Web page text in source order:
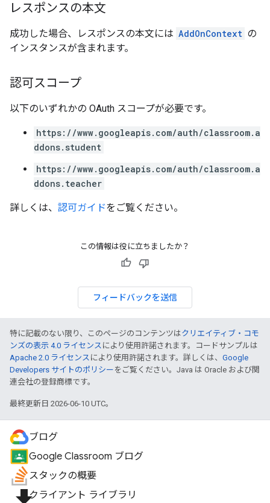
レスポンスの本文
成功した場合、レスポンスの本文には AddOnContext の
インスタンスが含まれます。
認可スコープ
以下のいずれかの OAuth スコープが必要です。
https://www.googleapis.com/auth/classroom.a
ddons.student
https://www.googleapis.com/auth/classroom.a
ddons.teacher
詳しくは、 認可ガイドをご覧ください。
この情報は役に立ちましたか？
フィードバックを送信
特に記載のない限り、このページのコンテンツはクリエイティブ・コモ
ンズの表示 4.0 ライセンス により使用許諾されます。コードサンプルは
Apache 2.0 ライセンス により使用許諾されます。詳しくは、 Google
Developers サイトのポリシー をご覧ください。Java は Oracle および関
連会社の登録商標です。
最終更新日 2026-06-10 UTC。
ブログ
Google Classroom ブログ
スタックの概要
クライアント ライブラリ